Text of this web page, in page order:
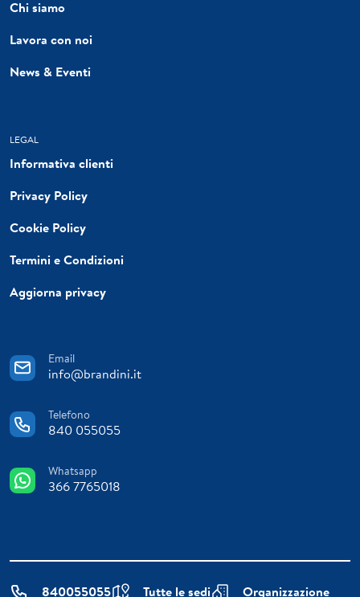
Chi siamo
Lavora con noi
News & Eventi
LEGAL
Informativa clienti
Privacy Policy
Cookie Policy
Termini e Condizioni
Aggiorna privacy
Email
info@brandini.it
Telefono
840 055055
Whatsapp
366 7765018
840055055 Tutte le sedi Organizzazione